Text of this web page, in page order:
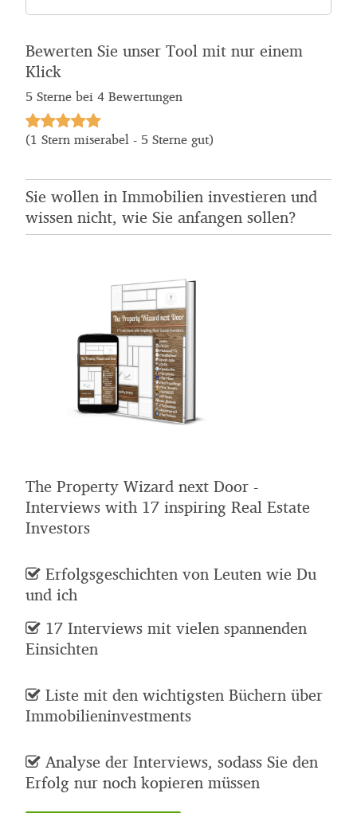
Bewerten Sie unser Tool mit nur einem
Klick
5Sterne bei4Bewertungen
(1 Stern miserabel - 5 Sterne gut)
Sie wollen in Immobilien investieren und
wissen nicht, wie Sie anfangen sollen?
The Property Wizard next Door -
Interviews with 17 inspiring Real Estate
Investors
Erfolgsgeschichten von Leuten wie Du
und ich
17 Interviews mit vielen spannenden
Einsichten
Liste mit den wichtigsten Büchern über
Immobilieninvestments
Analyse der Interviews, sodass Sie den
Erfolg nur noch kopieren müssen